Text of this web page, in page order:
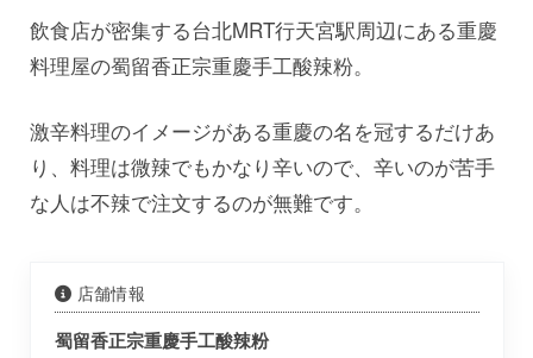
飲食店が密集する台北MRT行天宮駅周辺にある重慶
料理屋の蜀留香正宗重慶手工酸辣粉。
激辛料理のイメージがある重慶の名を冠するだけあ
り、料理は微辣でもかなり辛いので、辛いのが苦手
な人は不辣で注文するのが無難です。
店舗情報
蜀留香正宗重慶手工酸辣粉